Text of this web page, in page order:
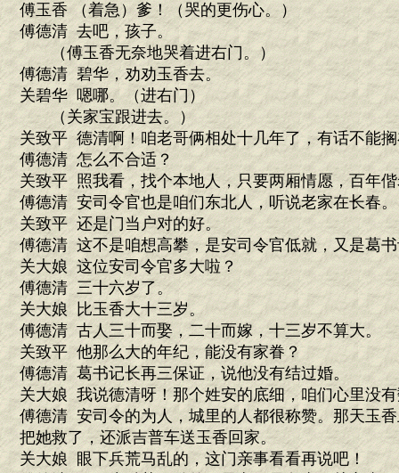
傅玉香 （着急）爹！（哭的更伤心。）
傅德清 去吧，孩子。
（傅玉香无奈地哭着进右门。）
傅德清 碧华，劝劝玉香去。
关碧华 嗯哪。（进右门）
（关家宝跟进去。）
关致平 德清啊！咱老哥俩相处十几年了，有话不能
傅德清 怎么不合适？
关致平 照我看，找个本地人，只要两厢情愿，百年
傅德清 安司令官也是咱们东北人，听说老家在长春。
关致平 还是门当户对的好。
傅德清 这不是咱想高攀，是安司令官低就，又是葛
关大娘 这位安司令官多大啦？
傅德清 三十六岁了。
关大娘 比玉香大十三岁。
傅德清 古人三十而娶，二十而嫁，十三岁不算大。
关致平 他那么大的年纪，能没有家眷？
傅德清 葛书记长再三保证，说他没有结过婚。
关大娘 我说德清呀！那个姓安的底细，咱们心里没
傅德清 安司令的为人，城里的人都很称赞。那天玉
把她救了，还派吉普车送玉香回家。
关大娘 眼下兵荒马乱的，这门亲事看看再说吧！